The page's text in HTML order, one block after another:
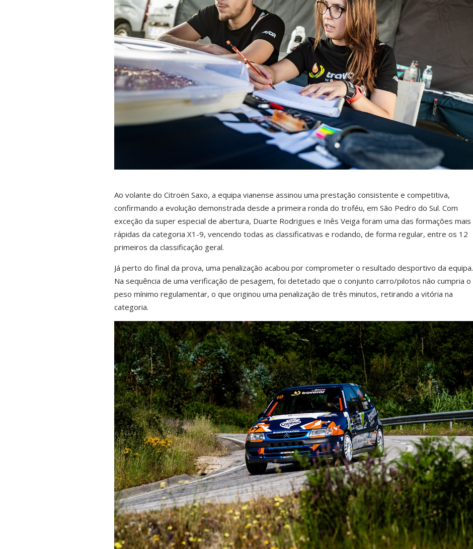
Ao volante do Citroën Saxo, a equipa vianense assinou uma prestação consistente e competitiva,
confirmando a evolução demonstrada desde a primeira ronda do troféu, em São Pedro do Sul. Com
exceção da super especial de abertura, Duarte Rodrigues e Inês Veiga foram uma das formações mais
rápidas da categoria X1-9, vencendo todas as classificativas e rodando, de forma regular, entre os 12
primeiros da classificação geral.
Já perto do final da prova, uma penalização acabou por comprometer o resultado desportivo da equipa.
Na sequência de uma verificação de pesagem, foi detetado que o conjunto carro/pilotos não cumpria o
peso mínimo regulamentar, o que originou uma penalização de três minutos, retirando a vitória na
categoria.